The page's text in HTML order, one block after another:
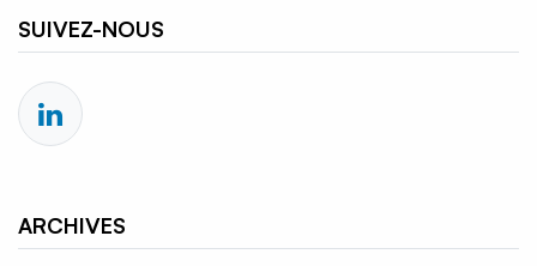
SUIVEZ-NOUS
ARCHIVES